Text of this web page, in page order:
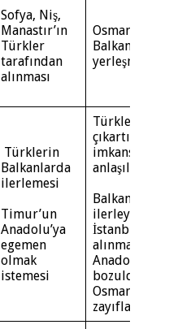
Sofya, Niş,
Manastır’ın
Türkler
tarafından
alınması
Osmanlıların
Balkanlara
Türklerin
Balkanlarda
ilerlemesi
Timur’un
Anadolu’ya
egemen
olmak
istemesi
Türklerin
imkansız
anlaşıldı.
Balkanlarda
ilerleyişi
İstanbul’un
alınması
Anadolu
bozuldu.
Osmanlı
zayıfladı.